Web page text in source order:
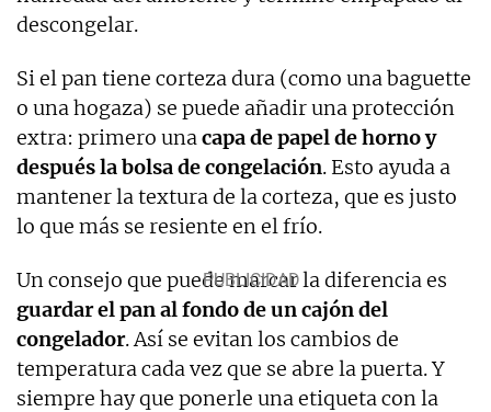
descongelar.
Si el pan tiene corteza dura (como una baguette
o una hogaza) se puede añadir una protección
extra: primero unacapa de papel de horno y
después la bolsa de congelación. Esto ayuda a
mantener la textura de la corteza, que es justo
lo que más se resiente en el frío.
Un consejo que puede marcar la diferencia es
guardar el pan al fondo de un cajón del
congelador. Así se evitan los cambios de
temperatura cada vez que se abre la puerta. Y
siempre hay que ponerle una etiqueta con la